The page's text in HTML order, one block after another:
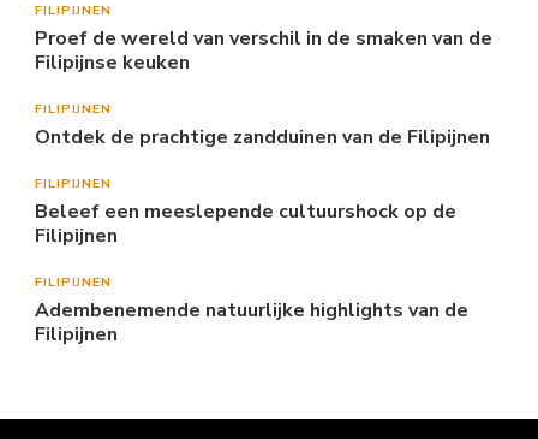
FILIPIJNEN
Proef de wereld van verschil in de smaken van de
Filipijnse keuken
FILIPIJNEN
Ontdek de prachtige zandduinen van de Filipijnen
FILIPIJNEN
Beleef een meeslepende cultuurshock op de
Filipijnen
FILIPIJNEN
Adembenemende natuurlijke highlights van de
Filipijnen